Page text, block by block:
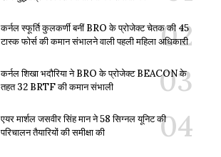
कर्नल स्फूर्ति कुलकर्णी बनीं BRO के प्रोजेक्ट चेतक की 45
टास्क फोर्स की कमान संभालने वाली पहली महिला अधिकारी
कर्नल शिखा भदौरिया ने BRO के प्रोजेक्ट BEACON के
तहत 32 BRTF की कमान संभाली
एयर मार्शल जसवीर सिंह मान ने 58 सिग्नल यूनिट की
परिचालन तैयारियों की समीक्षा की